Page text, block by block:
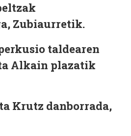
Zubiaurretik.
taldearen
Alkain plazatik
Krutz danborrada,